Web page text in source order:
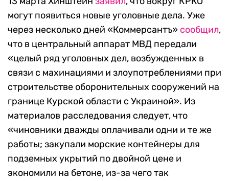
могут появиться новые уголовные дела. Уже
через несколько дней «Коммерсантъ» сообщил,
что в центральный аппарат МВД передали
«целый ряд уголовных дел, возбужденных в
связи с махинациями и злоупотреблениями при
строительстве оборонительных сооружений на
границе Курской области с Украиной». Из
материалов расследования следует, что
«чиновники дважды оплачивали одни и те же
работы; закупали морские контейнеры для
подземных укрытий по двойной цене и
экономили на бетоне, из-за чего так